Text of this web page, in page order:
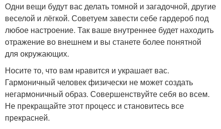
Одни вещи будут вас делать томной и загадочной, другие
веселой и лёгкой. Советуем завести себе гардероб под
любое настроение. Так ваше внутреннее будет находить
отражение во внешнем и вы станете более понятной
для окружающих.
Носите то, что вам нравится и украшает вас.
Гармоничный человек физически не может создать
негармоничный образ. Совершенствуйте себя во всем.
Не прекращайте этот процесс и становитесь все
прекрасней.